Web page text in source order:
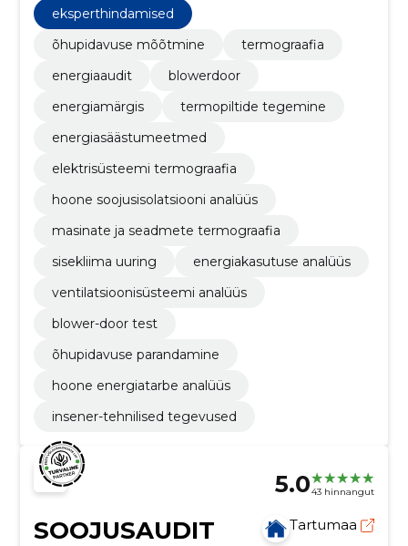
muuta elu mugavamaks.
eksperthindamised
õhupidavuse mõõtmine
termograafia
energiaaudit
blowerdoor
energiamärgis
termopiltide tegemine
energiasäästumeetmed
elektrisüsteemi termograafia
hoone soojusisolatsiooni analüüs
masinate ja seadmete termograafia
sisekliima uuring
energiakasutuse analüüs
ventilatsioonisüsteemi analüüs
blower-door test
õhupidavuse parandamine
hoone energiatarbe analüüs
insener-tehnilised tegevused
5.043 hinnangut
SOOJUSAUDIT
Tartumaa